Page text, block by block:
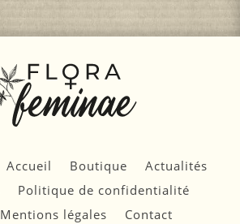
Accueil Boutique
Actualités
Politique de confidentialité
Mentions légales Contact